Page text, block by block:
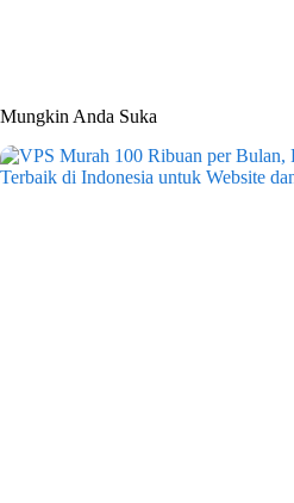
Mungkin Anda Suka